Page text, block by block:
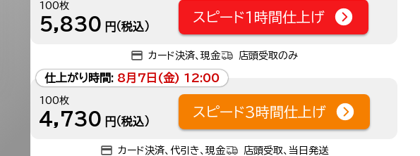
100枚
5,830 円（税込）
スピード1時間仕上げ
カード決済、現金 店頭受取のみ
仕上がり時間: 8月7日(金) 12:00
100枚
4,730 円（税込）
スピード3時間仕上げ
カード決済、代引き、現金 店頭受取、当日発送